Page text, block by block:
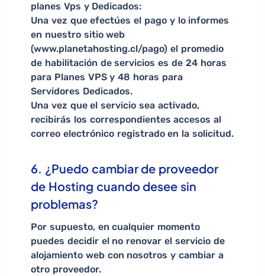
planes Vps y Dedicados:
Una vez que efectúes el pago y lo informes
en nuestro sitio web
(www.planetahosting.cl/pago) el promedio
de habilitación de servicios es de 24 horas
para Planes VPS y 48 horas para
Servidores Dedicados.
Una vez que el servicio sea activado,
recibirás los correspondientes accesos al
correo electrónico registrado en la solicitud.
6. ¿Puedo cambiar de proveedor
de Hosting cuando desee sin
problemas?
Por supuesto, en cualquier momento
puedes decidir el no renovar el servicio de
alojamiento web con nosotros y cambiar a
otro proveedor.